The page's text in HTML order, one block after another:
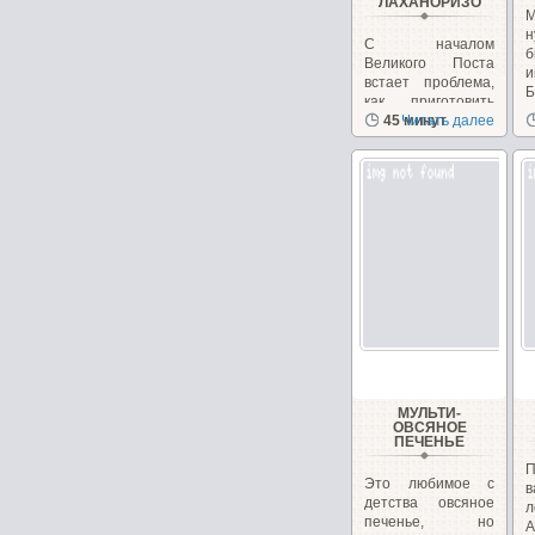
С началом
Великого Поста
встает проблема,
как приготовить
вкусные и
питательные...
45 минут
Читать далее
МУЛЬТИ-
ОВСЯНОЕ
ПЕЧЕНЬЕ
Это любимое с
детства овсяное
печенье, но